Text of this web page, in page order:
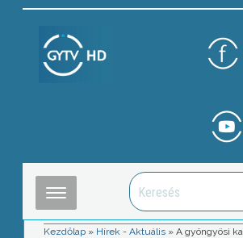
Kezdőlap » Hírek - Aktuális »A gyöngyösi